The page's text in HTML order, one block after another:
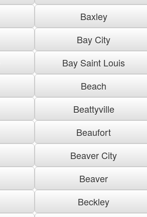
Baxley
Bay City
Bay Saint Louis
Beach
Beattyville
Beaufort
Beaver City
Beaver
Beckley